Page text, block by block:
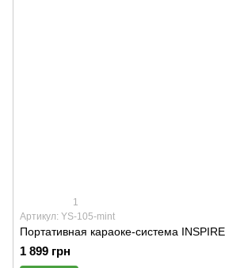
1
Артикул: YS-105-mint
Портативная караоке-система
1 899 грн